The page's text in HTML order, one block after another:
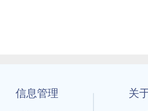
信息管理 关